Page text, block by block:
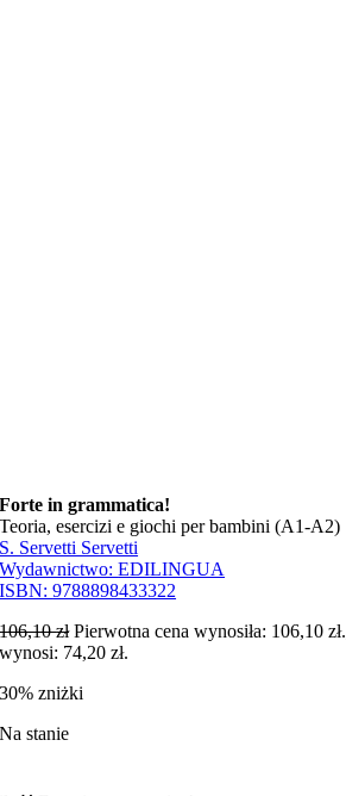
Forte in grammatica!
Teoria, esercizi e giochi per bambini (A1-A2)
S. Servetti Servetti
Wydawnictwo:EDILINGUA
ISBN:9788898433322
106,10zł Pierwotna cena wynosiła: 106,10 zł.
wynosi: 74,20 zł.
30% zniżki
Na stanie